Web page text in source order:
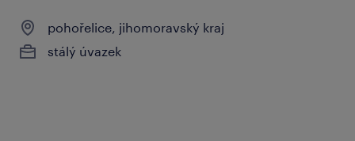
pohořelice, jihomoravský kraj
stálý úvazek